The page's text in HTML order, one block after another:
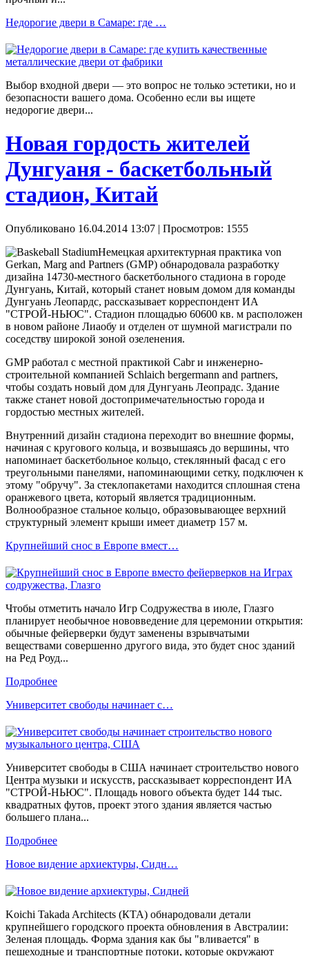
Недорогие двери в Самаре: где …
Выбор входной двери — это вопрос не только эстетики, но и
безопасности вашего дома. Особенно если вы ищете
недорогие двери...
Новая гордость жителей
Дунгуаня - баскетбольный
стадион, Китай
Опубликовано 16.04.2014 13:07 | Просмотров: 1555
Немецкая архитектурная практика von
Gerkan, Marg and Partners (GMP) обнародовала разработку
дизайна 14730-местного баскетбольного стадиона в городе
Дунгуань, Китай, который станет новым домом для команды
Дунгуань Леопардс, рассказывает корреспондент ИА
"СТРОЙ-НЬЮС". Стадион площадью 60600 кв. м расположен
в новом районе Лиаобу и отделен от шумной магистрали по
соседству широкой зоной озеленения.
GMP работал с местной практикой Cabr и инженерно-
строительной компанией Schlaich bergermann and partners,
чтобы создать новый дом для Дунгуань Леопрадс. Здание
также станет новой достопримечательностью города и
гордостью местных жителей.
Внутренний дизайн стадиона переходит во внешние формы,
начиная с кругового кольца, и возвышаясь до вершины, что
напоминает баскетбольное кольцо, стеклянный фасад с его
треугольными панелями, напоминающими сетку, подключен к
этому "обручу". За стеклопакетами находится сплошная стена
оранжевого цвета, который является традиционным.
Волнообразное стальное кольцо, образовывающее верхний
структурный элемент крыши имеет диаметр 157 м.
Крупнейший снос в Европе вмест…
Чтобы отметить начало Игр Содружества в июле, Глазго
планирует необычное нововведение для церемонии открытия:
обычные фейерверки будут заменены взрывчатыми
веществами совершенно другого вида, это будет снос зданий
на Ред Роуд...
Подробнее
Университет свободы начинает с…
Университет свободы в США начинает строительство нового
Центра музыки и искусств, рассказывает корреспондент ИА
"СТРОЙ-НЬЮС". Площадь нового объекта будет 144 тыс.
квадратных футов, проект этого здания является частью
большего плана...
Подробнее
Новое видение архиектуры, Сидн…
Koichi Takada Architects (КТА) обнародовали детали
крупнейшего городского проекта обновления в Австралии:
Зеленая площадь. Форма здания как бы "вливается" в
пешеходные и транспортные потоки, которые окружают